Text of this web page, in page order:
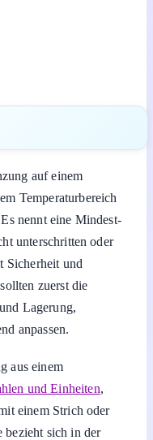
auf einem
Temperaturbereich
nennt eine Mindest-
unterschritten oder
Sicherheit und
zuerst die
Lagerung,
anpassen.
aus einem
und Einheiten,
einem Strich oder
bezieht sich in der